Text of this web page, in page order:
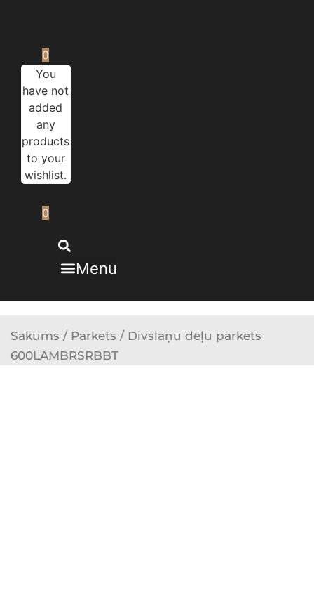
0
You
have not
added
any
products
to your
wishlist.
0
Menu
Sākums / Parkets / Divslāņu dēļu parkets
600LAMBRSRBBT